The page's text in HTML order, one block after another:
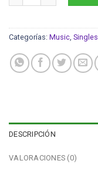
Categorías: Music Singles
DESCRIPCIÓN
VALORACIONES (0)